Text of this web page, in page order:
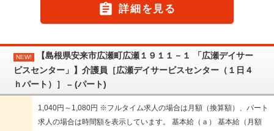
 詳細を見る
NEW!
【島根県安来市広瀬町広瀬１９１１－１ 「広瀬デイサー
ビスセンター」】介護員［広瀬デイサービスセンター（１日４
ｈパート）］ – (パート)
1,040円～1,080円 ※フルタイム求人の場合は月額（換算額）、パート
求人の場合は時間額を表示しています。 基本給（ａ） 基本給（月額